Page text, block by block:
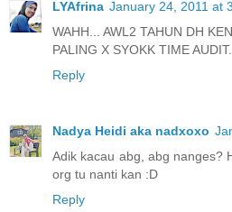
LYAfrina January 24, 2011 at
WAHH... AWL2 TAHUN DH
PALING X SYOKK TIME
Reply
Nadya Heidi aka nadxoxo
Adik kacau abg, abg nanges?
org tu nanti kan :D
Reply